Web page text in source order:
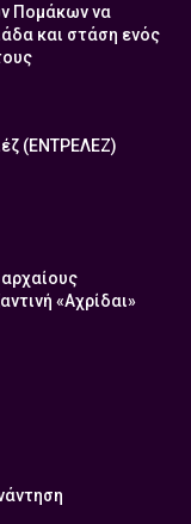
Πομάκων να
και στάση ενός
(ΕΝΤΡΕΛΕΖ)
«Αχρίδαι»